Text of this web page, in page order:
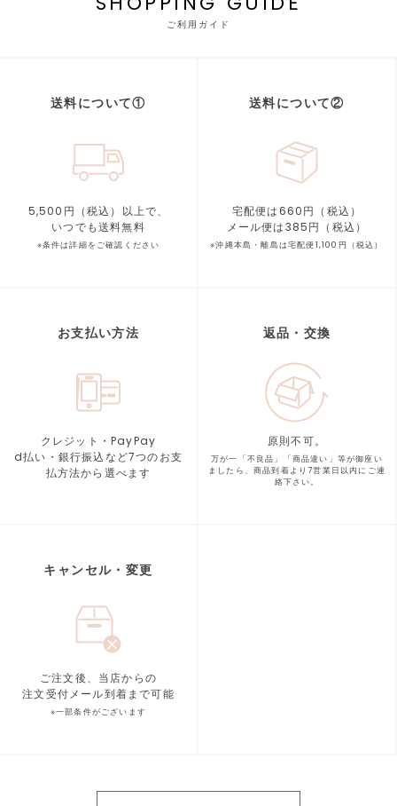
ご利用ガイド
送料について①
5,500円（税込）以上で、
いつでも送料無料
※条件は詳細をご確認ください
送料について②
宅配便は660円（税込）
メール便は385円（税込）
※沖縄本島・離島は宅配便1,100円（税込）
お支払い方法
クレジット・PayPay
d払い・銀行振込など7つのお支
払方法から選べます
返品・交換
原則不可。
万が一「不良品」「商品違い」等が御座い
ましたら、商品到着より7営業日以内にご連
絡下さい。
キャンセル・変更
ご注文後、当店からの
注文受付メール到着まで可能
※一部条件がございます